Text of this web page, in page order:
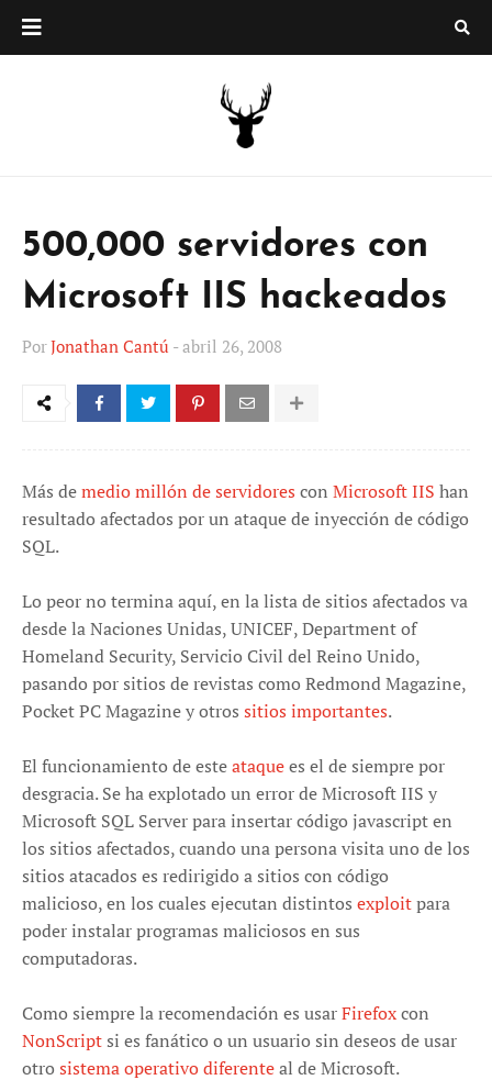
500,000 servidores con
Microsoft IIS hackeados
PorJonathan Cantú -abril 26, 2008
Más demedio millón de servidores con Microsoft IIS han
resultado afectados por un ataque de inyección de código
SQL.
Lo peor no termina aquí, en la lista de sitios afectados va
desde la Naciones Unidas, UNICEF, Department of
Homeland Security, Servicio Civil del Reino Unido,
pasando por sitios de revistas como Redmond Magazine,
Pocket PC Magazine y otros sitios importantes.
El funcionamiento de esteataquees el de siempre por
desgracia. Se ha explotado un error de Microsoft IIS y
Microsoft SQL Server para insertar código javascript en
los sitios afectados, cuando una persona visita uno de los
sitios atacados es redirigido a sitios con código
malicioso, en los cuales ejecutan distintos exploitpara
poder instalar programas maliciosos en sus
computadoras.
Como siempre la recomendación es usarFirefoxcon
NonScriptsi es fanático o un usuario sin deseos de usar
otrosistema operativo diferenteal de Microsoft.